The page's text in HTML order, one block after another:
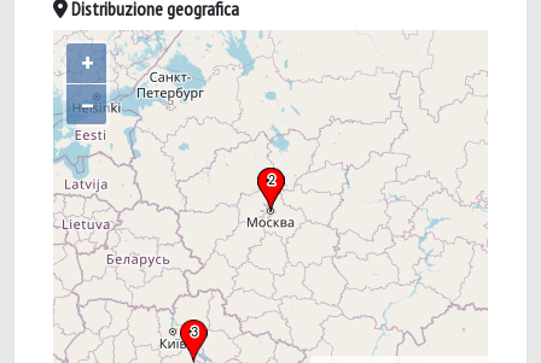
Distribuzione geografica
+
–